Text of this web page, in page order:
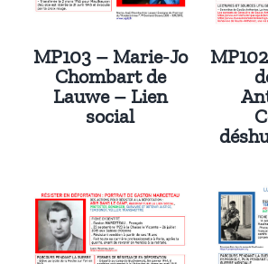
MP103 – Marie-Jo
Chombart de
Lauwe – Lien
social